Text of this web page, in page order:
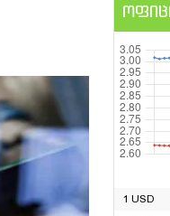
1 USD